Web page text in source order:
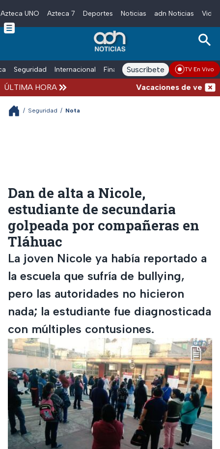
Skip to main content
Azteca UNO Azteca 7 Deportes Noticias adn Noticias
Seguridad Internacional Finanzas adn Noticias Radio
Suscríbete TV En Vivo
ÚLTIMA HORA Vacaciones de verano
/ Seguridad / Nota
Dan de alta a Nicole,
estudiante de secundaria
golpeada por compañeras en
Tláhuac
La joven Nicole ya había reportado a
la escuela que sufría de bullying,
pero las autoridades no hicieron
nada; la estudiante fue diagnosticada
con múltiples contusiones.